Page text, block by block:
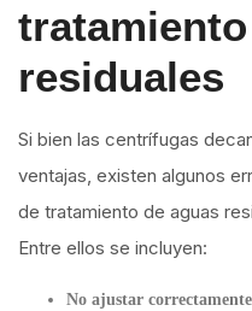
residuales
Si bien las centrífugas
ventajas, existen algunos
de tratamiento de aguas
Entre ellos se incluyen:
No ajustar